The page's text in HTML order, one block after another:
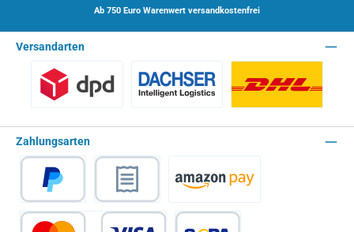
Ab 750 Euro Warenwert versandkostenfrei
Versandarten
Zahlungsarten
PayPal Rechnungskauf Amazon Pay